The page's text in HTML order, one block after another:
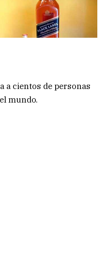
a cientos de personas
mundo.